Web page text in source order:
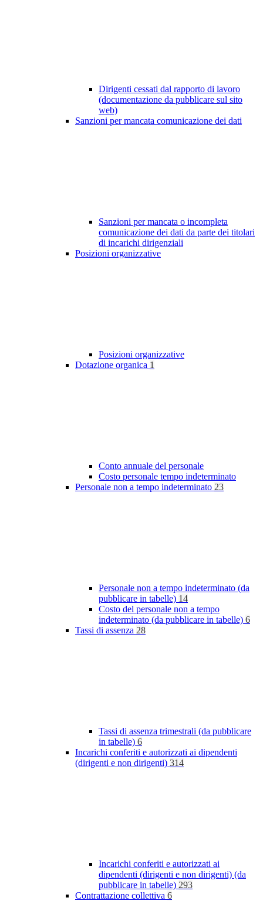
Dirigenti cessati dal rapporto di lavoro
(documentazione da pubblicare sul sito
web)
Sanzioni per mancata comunicazione dei dati
Sanzioni per mancata o incompleta
comunicazione dei dati da parte dei titolari
di incarichi dirigenziali
Posizioni organizzative
Posizioni organizzative
Dotazione organica 1
Conto annuale del personale
Costo personale tempo indeterminato
Personale non a tempo indeterminato 23
Personale non a tempo indeterminato (da
pubblicare in tabelle) 14
Costo del personale non a tempo
indeterminato (da pubblicare in tabelle) 6
Tassi di assenza 28
Tassi di assenza trimestrali (da pubblicare
in tabelle) 6
Incarichi conferiti e autorizzati ai dipendenti
(dirigenti e non dirigenti) 314
Incarichi conferiti e autorizzati ai
dipendenti (dirigenti e non dirigenti) (da
pubblicare in tabelle) 293
Contrattazione collettiva 6